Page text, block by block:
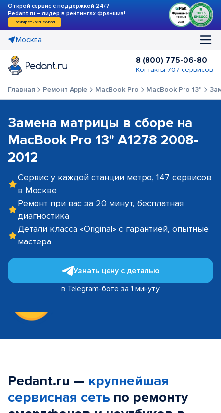
Открой сервис с поддержкой 24/7
Pedant.ru – лидер в рейтингах франшиз!
Посмотреть бизнес-план
Москва
8 (800) 775-06-80
Контакты 707 сервисов
Главная Ремонт Apple MacBook Pro MacBook Pro 13"
Замена матрицы в сборе на
MacBook Pro 13" A1278 2008-
2012
Сервис у каждой станции метро, 147 сервисов
в Москве
Ремонт при вас за 20 минут, бесплатная
диагностика
Детали класса «Original» с гарантией, опытные
мастера
Узнать цену с деталью
в Telegram-боте за 1 минуту
Pedant.ru — крупнейшая
сервисная сеть по ремонту